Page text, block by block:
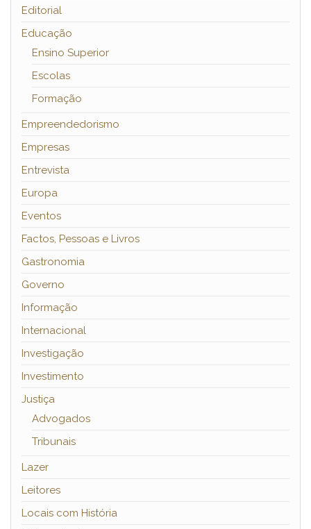
Editorial
Educação
Ensino Superior
Escolas
Formação
Empreendedorismo
Empresas
Entrevista
Europa
Eventos
Factos, Pessoas e Livros
Gastronomia
Governo
Informação
Internacional
Investigação
Investimento
Justiça
Advogados
Tribunais
Lazer
Leitores
Locais com História